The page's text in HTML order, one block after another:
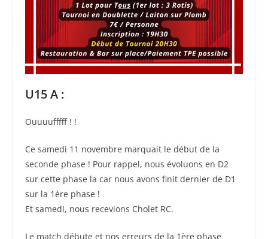
U15 A :
Ouuuufffff ! !
Ce samedi 11 novembre marquait le début de la
seconde phase ! Pour rappel, nous évoluons en D2
sur cette phase la car nous avons finit dernier de D1
sur la 1ère phase !
Et samedi, nous recevions Cholet RC.
Le match débute et nos erreurs de la 1ère phase